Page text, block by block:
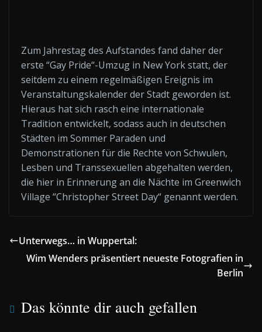
Zum Jahrestag des Aufstandes fand daher der
erste “Gay Pride“-Umzug in New York statt, der
seitdem zu einem regelmäßigen Ereignis im
Veranstaltungskalender der Stadt geworden ist.
Hieraus hat sich rasch eine internationale
Tradition entwickelt, sodass auch in deutschen
Städten im Sommer Paraden und
Demonstrationen für die Rechte von Schwulen,
Lesben und Transsexuellen abgehalten werden,
die hier in Erinnerung an die Nächte im Greenwich
Village “Christopher Street Day“ genannt werden.
Unterwegs… in Wuppertal:
Wim Wenders präsentiert neueste Fotografien in
Berlin
Das könnte dir auch gefallen